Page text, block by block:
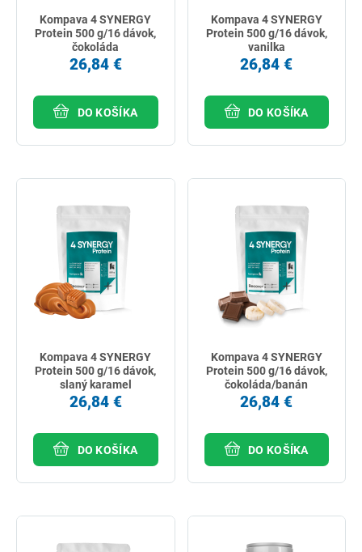
Kompava 4 SYNERGY
Protein 500 g/16 dávok,
čokoláda
26,84 €
DO KOŠÍKA
Kompava 4 SYNERGY
Protein 500 g/16 dávok,
vanilka
26,84 €
DO KOŠÍKA
Kompava 4 SYNERGY
Protein 500 g/16 dávok,
slaný karamel
26,84 €
DO KOŠÍKA
Kompava 4 SYNERGY
Protein 500 g/16 dávok,
čokoláda/banán
26,84 €
DO KOŠÍKA